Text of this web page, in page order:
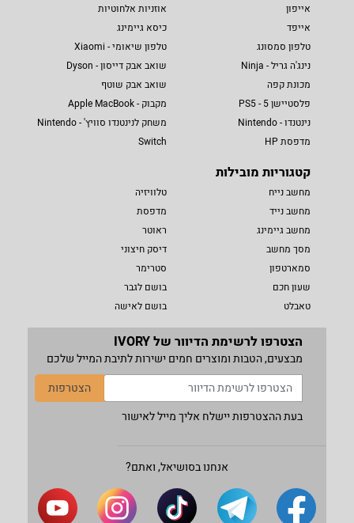
אייפון
אייפד
טלפון סמסונג
נינג'ה גריל - Ninja
מכונת קפה
פלסטיישן 5 - PS5
נינטנדו - Nintendo
מדפסת HP
אוזניות אלחוטיות
כיסא גיימינג
טלפון שיאומי - Xiaomi
שואב אבק דייסון - Dyson
שואב אבק שוטף
מקבוק - Apple MacBook
משחק לנינטנדו סוויץ' - Nintendo
Switch
קטגוריות מובילות
מחשב נייח
מחשב נייד
מחשב גיימינג
מסך מחשב
סמארטפון
שעון חכם
טאבלט
טלוויזיה
מדפסת
ראוטר
דיסק חיצוני
סטרימר
בושם לגבר
בושם לאישה
הצטרפו לרשימת הדיוור של IVORY
מבצעים, הטבות ומוצרים חמים ישירות לתיבת המייל שלכם
הצטרפות
בעת ההצטרפות יישלח אליך מייל לאישור
אנחנו בסושיאל, ואתם?